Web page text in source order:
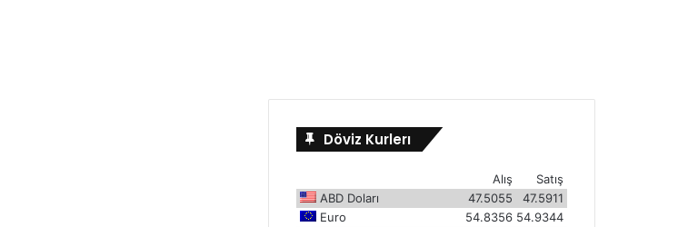
Döviz Kurlerı
Satış
Alış
ABD Doları
47.5911
47.5055
Euro
54.9344
54.8356